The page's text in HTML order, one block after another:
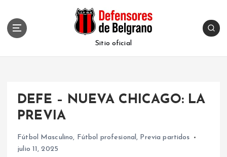
Sitio oficial
DEFE – NUEVA CHICAGO: LA
PREVIA
Fútbol Masculino, Fútbol profesional, Previa partidos
julio 11, 2025